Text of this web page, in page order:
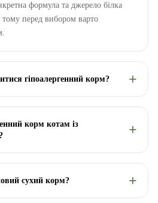
формула та джерело білка
тому перед вибором варто
гіпоалергенний корм?
корм котам із
сухий корм?